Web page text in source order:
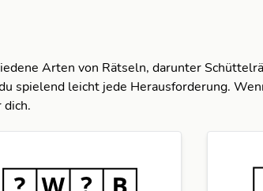
Arten von Rätseln, darunter
spielend leicht jede Herausforderung.